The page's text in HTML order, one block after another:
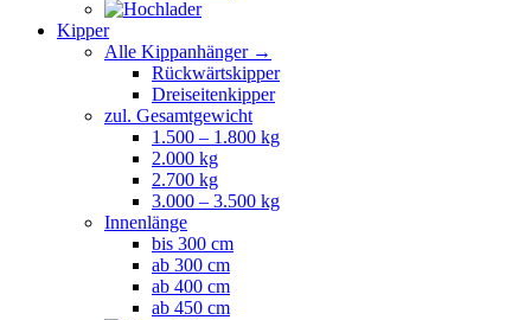
Kipper
Alle Kippanhänger →
Rückwärtskipper
Dreiseitenkipper
zul. Gesamtgewicht
1.500 – 1.800 kg
2.000 kg
2.700 kg
3.000 – 3.500 kg
Innenlänge
bis 300 cm
ab 300 cm
ab 400 cm
ab 450 cm